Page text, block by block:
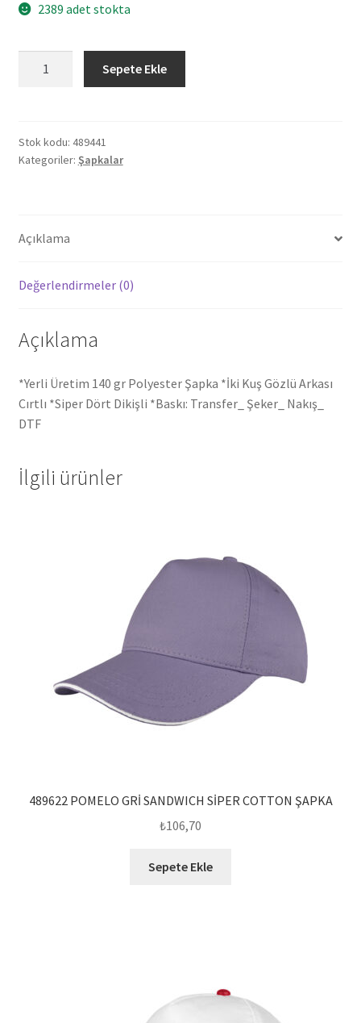
2389 adet stokta
POLYESTER
ŞAPKA
Sepete Ekle
Stok kodu: 489441
Kategoriler: Şapkalar
Açıklama
Değerlendirmeler (0)
Açıklama
*Yerli Üretim 140 gr Polyester Şapka *İki Kuş Gözlü Arkası
Cırtlı *Siper Dört Dikişli *Baskı: Transfer_ Şeker_ Nakış_
DTF
İlgili ürünler
489622 POMELO GRİ SANDWICH SİPER COTTON ŞAPKA
₺106,70
Sepete Ekle